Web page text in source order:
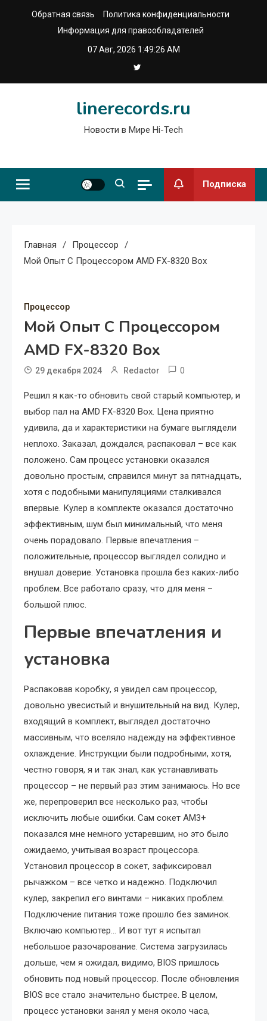
Обратная связь
Политика конфиденциальности
Информация для правообладателей
07 Авг, 2026 1:49:26 AM
linerecords.ru
Новости в Мире Hi-Tech
Подписка
Главная
Процессор
Мой Опыт С Процессором AMD FX-8320 Box
Процессор
Мой Опыт С Процессором
AMD FX-8320 Box
29 декабря 2024 Redactor 0
Решил я как-то обновить свой старый компьютер, и
выбор пал на AMD FX-8320 Box. Цена приятно
удивила, да и характеристики на бумаге выглядели
неплохо. Заказал, дождался, распаковал – все как
положено. Сам процесс установки оказался
довольно простым, справился минут за пятнадцать,
хотя с подобными манипуляциями сталкивался
впервые. Кулер в комплекте оказался достаточно
эффективным, шум был минимальный, что меня
очень порадовало. Первые впечатления –
положительные, процессор выглядел солидно и
внушал доверие. Установка прошла без каких-либо
проблем. Все работало сразу, что для меня –
большой плюс.
Первые впечатления и
установка
Распаковав коробку, я увидел сам процессор,
довольно увесистый и внушительный на вид. Кулер,
входящий в комплект, выглядел достаточно
массивным, что вселяло надежду на эффективное
охлаждение. Инструкции были подробными, хотя,
честно говоря, я и так знал, как устанавливать
процессор – не первый раз этим занимаюсь. Но все
же, перепроверил все несколько раз, чтобы
исключить любые ошибки. Сам сокет AM3+
показался мне немного устаревшим, но это было
ожидаемо, учитывая возраст процессора.
Установил процессор в сокет, зафиксировал
рычажком – все четко и надежно. Подключил
кулер, закрепил его винтами – никаких проблем.
Подключение питания тоже прошло без заминок.
Включаю компьютер… И вот тут я испытал
небольшое разочарование. Система загрузилась
дольше, чем я ожидал, видимо, BIOS пришлось
обновить под новый процессор. После обновления
BIOS все стало значительно быстрее. В целом,
процесс установки занял у меня около часа,